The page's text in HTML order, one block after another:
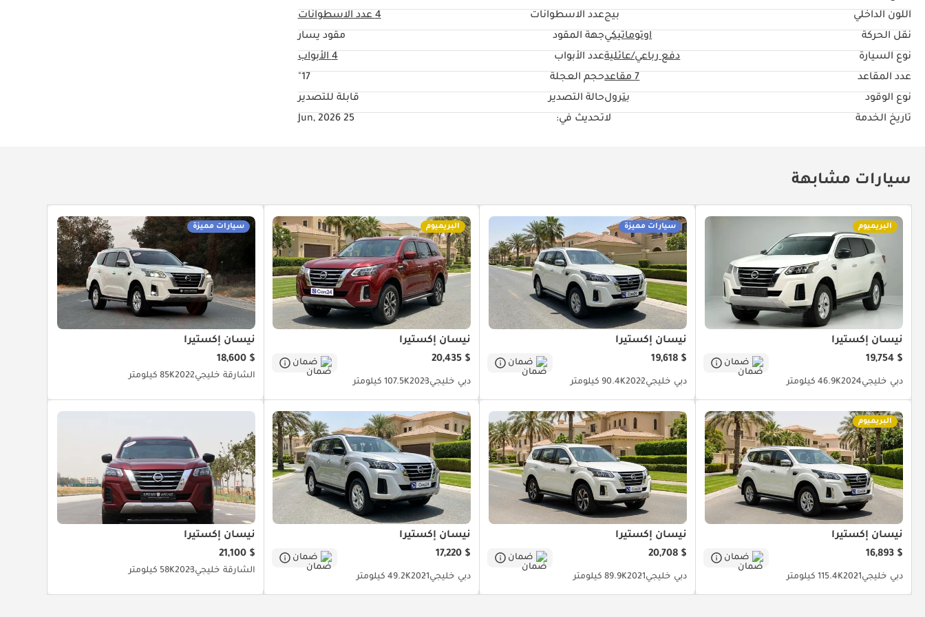
اللون الداخلي
بيجعدد الاسطوانات 4عدد الاسطوانات
نقل الحركة
اوتوماتيكيجهة المقود
مقود يسار
نوع السيارة
دفع رباعي/عائليةعدد الأبواب
4 الأبواب
عدد المقاعد
7 مقاعد حجم العجلة
17"
نوع الوقود
بترولحالة التصدير
قابلة للتصدير
تاريخ الخدمة
لاتحديث في: 25 Jun, 2026
سيارات مشابهة
البريميوم
نيسان إكستيرا
$ 19,754
ضمان
دبي خليجي202446.9K كيلومتر
سيارات مميزة
نيسان إكستيرا
$ 19,618
ضمان
دبي خليجي202290.4K كيلومتر
البريميوم
نيسان إكستيرا
$ 20,435
ضمان
دبي خليجي2023107.5K كيلومتر
سيارات مميزة
نيسان إكستيرا
$ 18,600
الشارقة خليجي202285K كيلومتر
البريميوم
نيسان إكستيرا
$ 16,893
ضمان
دبي خليجي2021115.4K كيلومتر
نيسان إكستيرا
$ 20,708
ضمان
دبي خليجي202189.9K كيلومتر
نيسان إكستيرا
$ 17,220
ضمان
دبي خليجي202149.2K كيلومتر
نيسان إكستيرا
$ 21,100
الشارقة خليجي202358K كيلومتر